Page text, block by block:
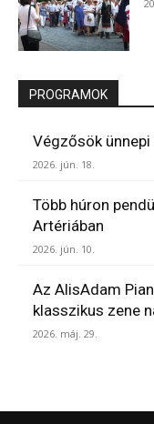
PROGRAMOK
Végzősök
2026. jún. 18.
Több húron
Artériában
2026. jún. 10.
Az AlisAdam
klasszikus zene
2026. máj. 29.